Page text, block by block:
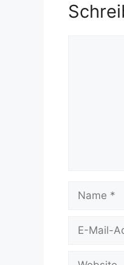
Name
Website